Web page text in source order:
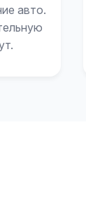
авто.